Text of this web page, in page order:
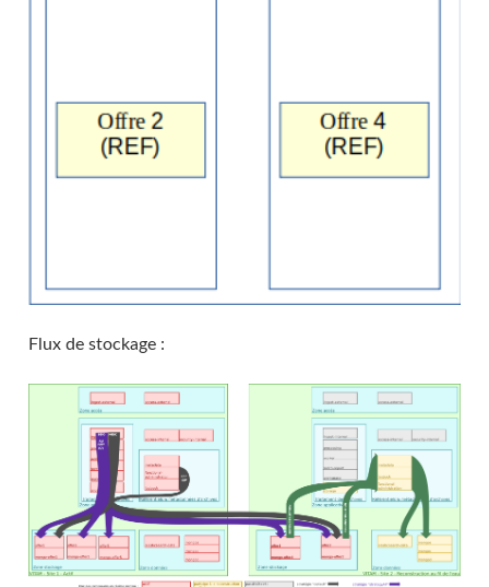
Flux de stockage :